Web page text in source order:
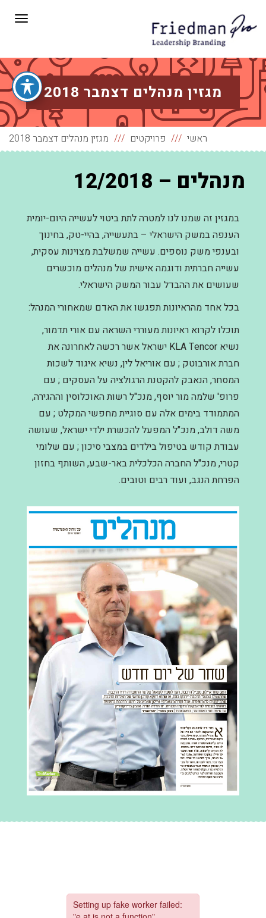
מגזין מנהלים דצמבר 2018
ראשי פרויקטים מגזין מנהלים דצמבר 2018
מנהלים – 12/2018
במגזין זה שמנו לנו למטרה לתת ביטוי לעשייה היום-יומית
הענפה במשק הישראלי – בתעשייה, בהיי-טק, בחינוך
ובענפי משק נוספים. עשייה שמשלבת מצוינות עסקית,
עשייה חברתית ודוגמה אישית של מנהלים מוכשרים
שעושים את ההבדל עבור המשק הישראלי.
בכל אחד מהראיונות תפגשו את האדם שמאחורי המנהל:
תוכלו לקרוא ראיונות מעוררי השראה עם אורי תדמור,
נשיא KLA Tencor ישראל אשר רכשה לאחרונה את
חברת אורבוטק ; עם אוריאל לין, נשיא איגוד לשכות
המסחר, הנאבק להקטנת הרגולציה על העסקים ; עם
פרופ' שלמה מור יוסף, מנכ"ל רשות האוכלוסין וההגירה,
המתמודד בימים אלה עם סוגיית מחפשי המקלט ; עם
משה דולב, מנכ"ל המפעל להכשרת ילדי ישראל, שעושה
עבודת קודש בטיפול בילדים במצבי סיכון ; עם שלומי
קטרי, מנכ"ל החברה הכלכלית באר-שבע, השותף בחזון
הפרחת הנגב, ועוד רבים וטובים.